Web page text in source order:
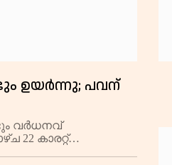
ഉയർന്നു; പവന്
വർധനവ്
22 കാരറ്റ്